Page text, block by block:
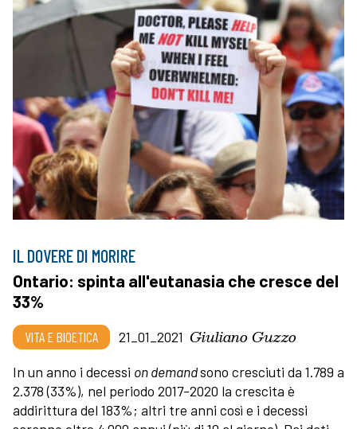
IL DOVERE DI MORIRE
Ontario: spinta all'eutanasia che cresce del
33%
VITA E BIOETICA 21_01_2021 Giuliano Guzzo
In un anno i decessi on demandsono cresciuti da 1.789 a
2.378 (33%), nel periodo 2017-2020 la crescita è
addirittura del 183%; altri tre anni così e i decessi